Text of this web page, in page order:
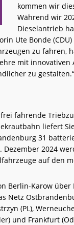
kommen wir
Während wir
Dieselantrieb
Ute Bonde
zu fahren,
mit innovativen
zu gestalten.“
fahrende
liefert
31
2024
auf den
Berlin-Karow über
Netz
(PL),
und Frankfurt